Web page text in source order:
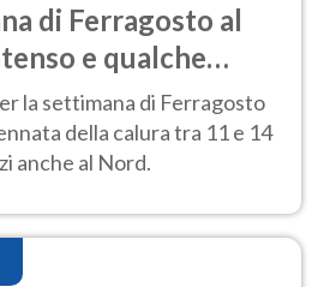
di Ferragosto al
e qualche
la settimana di Ferragosto
della calura tra 11 e 14
anche al Nord.